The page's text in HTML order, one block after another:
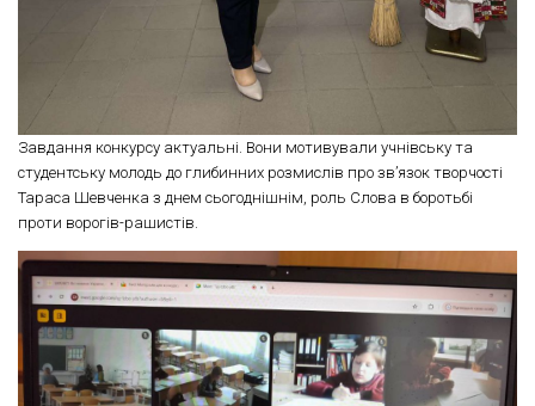
Завдання конкурсу актуальні. Вони мотивували учнівську та
студентську молодь до глибинних розмислів про зв’язок творчості
Тараса Шевченка з днем сьогоднішнім, роль Слова в боротьбі
проти ворогів-рашистів.